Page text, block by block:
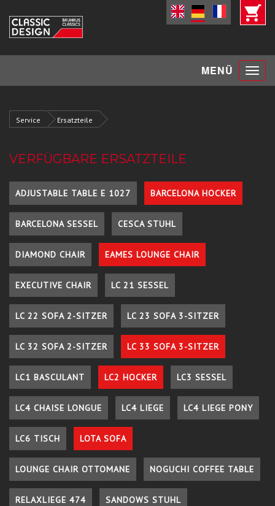
MENÜ Toggle
Service Ersatzteile
VERFÜGBARE ERSATZTEILE
ADJUSTABLE TABLE E 1027 BARCELONA HOCKER
BARCELONA SESSEL CESCA STUHL
DIAMOND CHAIR EAMES LOUNGE CHAIR
EXECUTIVE CHAIR LC 21 SESSEL
LC 22 SOFA 2-SITZER LC 23 SOFA 3-SITZER
LC 32 SOFA 2-SITZER LC 33 SOFA 3-SITZER
LC1 BASCULANT LC2 HOCKER LC3 SESSEL
LC4 CHAISE LONGUE LC4 LIEGE LC4 LIEGE PONY
LC6 TISCH LOTA SOFA
LOUNGE CHAIR OTTOMANE NOGUCHI COFFEE TABLE
RELAXLIEGE 474 SANDOWS STUHL